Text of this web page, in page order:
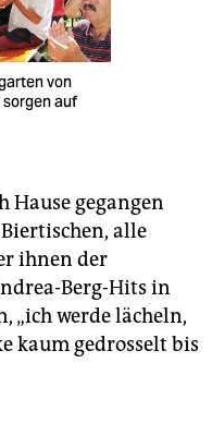
von
auf
Hause gegangen
alle
ihnen der
Berg-Hits in
„ich werde lächeln,
kaum gedrosselt bis